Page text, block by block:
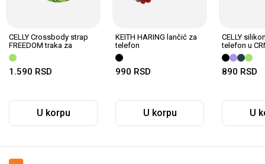
CELLY Crossbody strap
FREEDOM traka za
telefon ZELENA
1.590 RSD
U korpu
KEITH HARING lančić za
telefon
990 RSD
U korpu
CELLY
telefon u
890 RSD
U